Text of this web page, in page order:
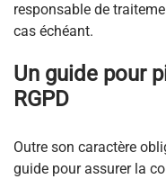
responsable de
cas échéant.
Un guide pour
RGPD
Outre son caractère
guide pour assurer la